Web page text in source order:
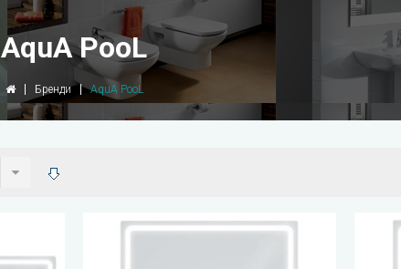
AquA PooL
Бренди AquA PooL